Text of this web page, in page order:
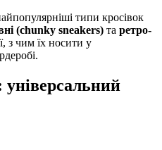
типи кросівок
(chunky sneakers) та ретро-
з чим їх носити у
універсальний